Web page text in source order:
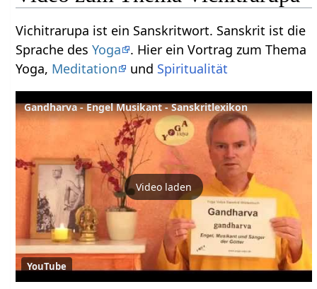
Vichitrarupa ist ein Sanskritwort. Sanskrit ist die
Sprache desYoga
. Hier ein Vortrag zum Thema
Yoga, Meditation und Spiritualität
Gandharva - Engel Musikant - Sanskritlexikon
Video laden
YouTube